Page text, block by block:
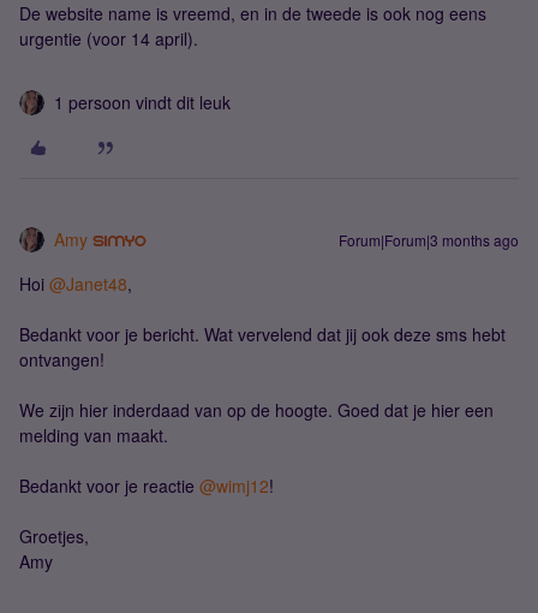
De website name is vreemd, en in de tweede is ook nog eens
urgentie (voor 14 april).
1 persoon vindt dit leuk
Amy Forum|Forum|3 months ago
Hoi ​ @Janet48,
Bedankt voor je bericht. Wat vervelend dat jij ook deze sms hebt
ontvangen!
We zijn hier inderdaad van op de hoogte. Goed dat je hier een
melding van maakt.
Bedankt voor je reactie ​ @wimj12!
Groetjes,
Amy